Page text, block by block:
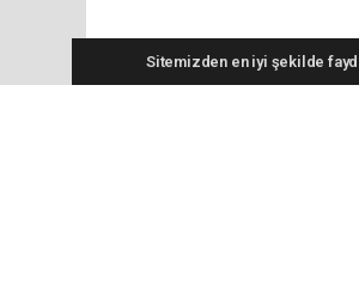
Sitemizden en iyi şekilde